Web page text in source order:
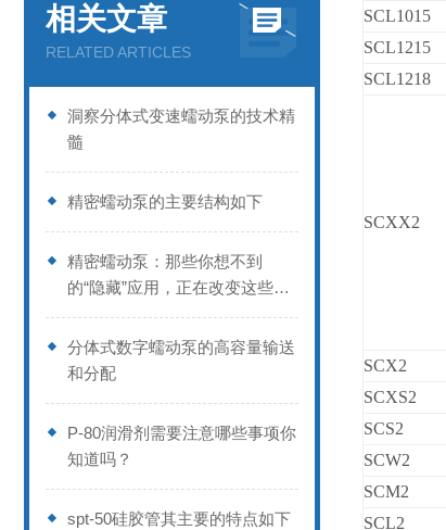
相关文章
RELATED ARTICLES
洞察分体式变速蠕动泵的技术精
髓
精密蠕动泵的主要结构如下
精密蠕动泵：那些你想不到
的“隐藏”应用，正在改变这些行
业
分体式数字蠕动泵的高容量输送
和分配
P-80润滑剂需要注意哪些事项你
知道吗？
spt-50硅胶管其主要的特点如下
SCL1015
SCL1215
SCL1218
SCXX2
SCX2
SCXS2
SCS2
SCW2
SCM2
SCL2